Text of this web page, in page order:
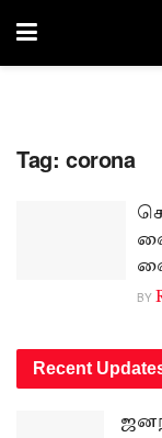
Tag: corona
BY
Recent